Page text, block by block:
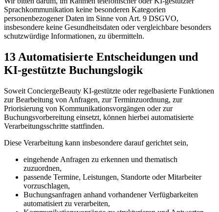
Sprachkommunikation keine besonderen Kategorien
personenbezogener Daten im Sinne von Art. 9 DSGVO,
insbesondere keine Gesundheitsdaten oder vergleichbare besonders
schutzwürdige Informationen, zu übermitteln.
13 Automatisierte Entscheidungen und
KI-gestützte Buchungslogik
Soweit ConciergeBeauty KI-gestützte oder regelbasierte Funktionen
zur Bearbeitung von Anfragen, zur Terminzuordnung, zur
Priorisierung von Kommunikationsvorgängen oder zur
Buchungsvorbereitung einsetzt, können hierbei automatisierte
Verarbeitungsschritte stattfinden.
Diese Verarbeitung kann insbesondere darauf gerichtet sein,
eingehende Anfragen zu erkennen und thematisch
zuzuordnen,
passende Termine, Leistungen, Standorte oder Mitarbeiter
vorzuschlagen,
Buchungsanfragen anhand vorhandener Verfügbarkeiten
automatisiert zu verarbeiten,